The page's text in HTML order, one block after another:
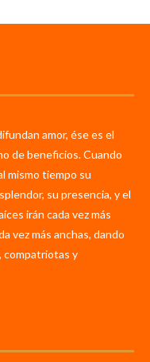
amor, ése es el
de beneficios. Cuando
mismo tiempo su
su presencia, y el
irán cada vez más
vez más anchas, dando
compatriotas y